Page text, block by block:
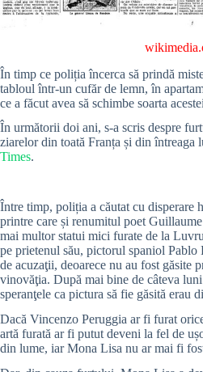
În timp ce poliția încerca să prindă
tabloul într-un cufăr de lemn, în
ce a făcut avea să schimbe soarta
În următorii doi ani, s-a scris despre
ziarelor din toată Franța și din întreaga
Times.
Între timp, poliția a căutat cu disperare
printre care și renumitul poet
mai multor statui mici furate de la
pe prietenul său, pictorul spaniol Pablo
de acuzaţii, deoarece nu au fost găsite
vinovăţia. După mai bine de câteva
speranţele ca pictura să fie găsită erau
Dacă Vincenzo Peruggia ar fi furat
artă furată ar fi putut deveni la fel de
din lume, iar Mona Lisa nu ar mai fi